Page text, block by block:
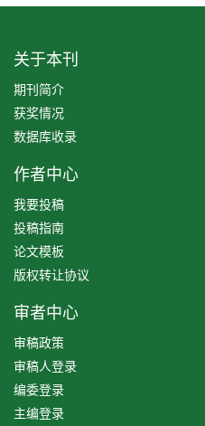
关于本刊
期刊简介
获奖情况
数据库收录
作者中心
我要投稿
投稿指南
论文模板
版权转让协议
审者中心
审稿政策
审稿人登录
编委登录
主编登录